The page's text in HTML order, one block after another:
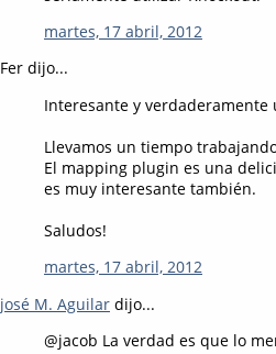
martes, 17 abril, 2012
Fer dijo...
Interesante y verdaderamente
Llevamos un tiempo
El mapping plugin es una
es muy interesante también.
Saludos!
martes, 17 abril, 2012
josé M. Aguilar dijo...
@jacob La verdad es que lo